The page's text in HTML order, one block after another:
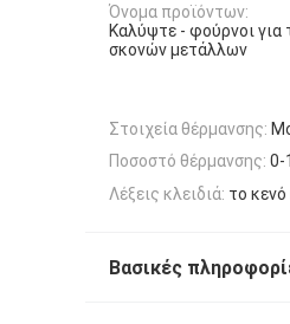
Όνομα προϊόντων:
Καλύψτε - φούρνοι
σκονών μετάλλων
Στοιχεία θέρμανσης:
Ποσοστό θέρμανσης: 0-
Λέξεις κλειδιά: το
Βασικές